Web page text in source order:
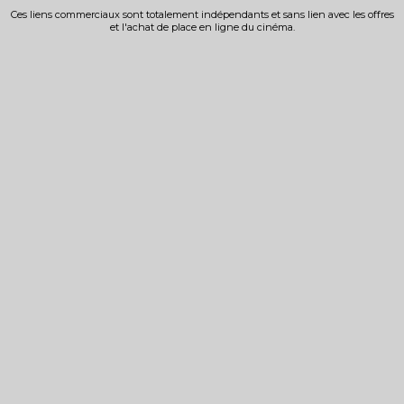
Ces liens commerciaux sont totalement indépendants et sans lien avec les offres
et l'achat de place en ligne du cinéma.